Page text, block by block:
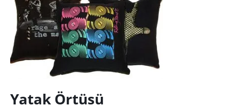
Yatak Örtüsü